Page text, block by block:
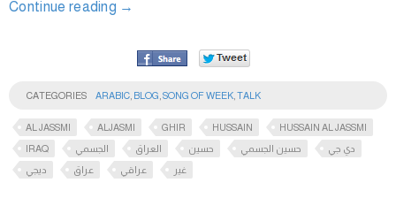
Continue reading →
CATEGORIES ARABIC BLOG SONG OF WEEK TALK
AL JASSMI ALJASMI GHIR HUSSAIN
HUSSAIN AL JASSMI
IRAQ
الجسمي العراق حسين حسين الجسمي
دي جي
ديجي
عراق عراقي غير